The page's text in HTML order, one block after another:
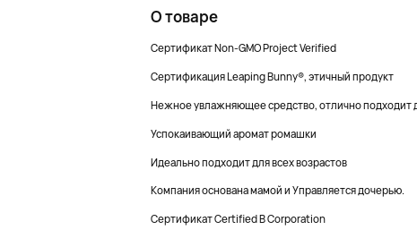
О товаре
Сертификат Non-GMO Project Verified
Сертификация Leaping Bunny®, этичный продукт
Нежное увлажняющее средство, отлично подходит
Успокаивающий аромат ромашки
Идеально подходит для всех возрастов
Компания основана мамой и Управляется дочерью.
Сертификат Certified B Corporation